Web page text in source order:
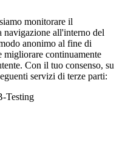
monitorare il
navigazione all'interno del
anonimo al fine di
migliorare continuamente
Con il tuo consenso, su
servizi di terze parti:
Testing